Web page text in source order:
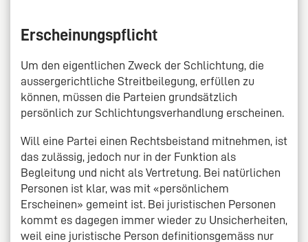
Erscheinungspflicht
Um den eigentlichen Zweck der Schlichtung, die
aussergerichtliche Streitbeilegung, erfüllen zu
können, müssen die Parteien grundsätzlich
persönlich zur Schlichtungsverhandlung erscheinen.
Will eine Partei einen Rechtsbeistand mitnehmen, ist
das zulässig, jedoch nur in der Funktion als
Begleitung und nicht als Vertretung. Bei natürlichen
Personen ist klar, was mit «persönlichem
Erscheinen» gemeint ist. Bei juristischen Personen
kommt es dagegen immer wieder zu Unsicherheiten,
weil eine juristische Person definitionsgemäss nur